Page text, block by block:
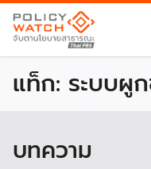
แท็ก: ระบบผู
บทความ